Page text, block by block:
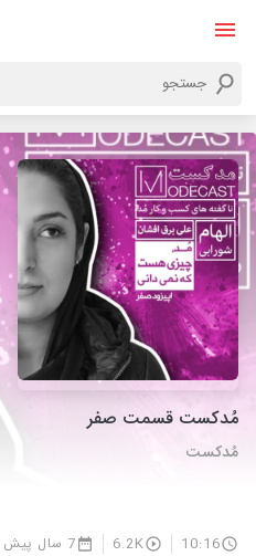
مُدکست قسمت صفر
مُدکست
10:16
6.2K 7 سال پیش